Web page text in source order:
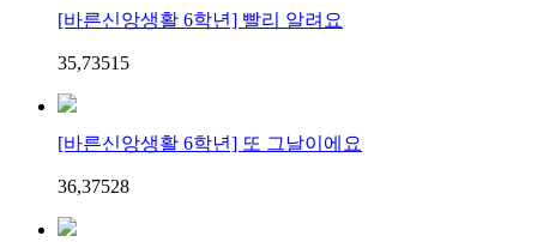
[바른신앙생활 6학년] 빨리 알려요
35,7351 5
[바른신앙생활 6학년] 또 그날이에요
36,37528